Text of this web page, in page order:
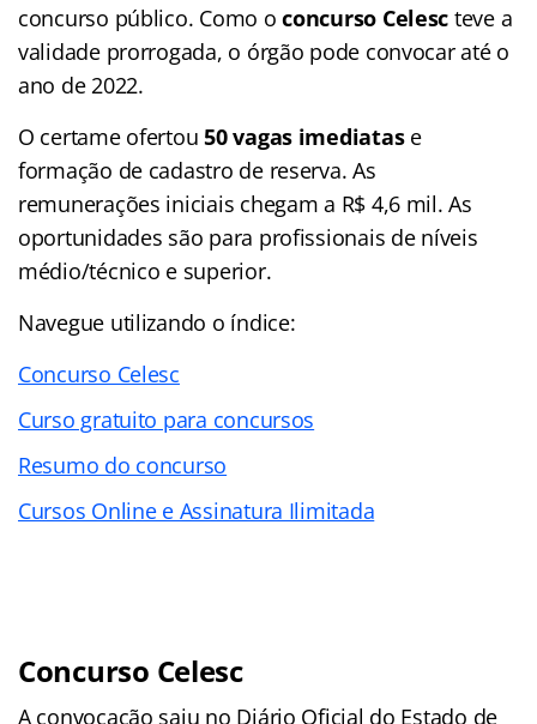
concurso público. Como oconcurso Celesc teve a
validade prorrogada, o órgão pode convocar até o
ano de 2022.
O certame ofertou50 vagas imediatase
formação de cadastro de reserva. As
remunerações iniciais chegam a R$ 4,6 mil. As
oportunidades são para profissionais de níveis
médio/técnico e superior.
Navegue utilizando o índice:
Concurso Celesc
Curso gratuito para concursos
Resumo do concurso
Cursos Online e Assinatura Ilimitada
Concurso Celesc
A convocação saiu no Diário Oficial do Estado de